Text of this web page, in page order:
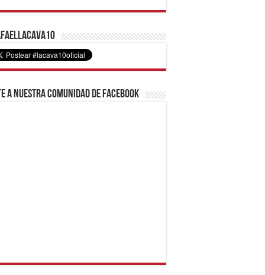
a nuestra comunidad de Facebook